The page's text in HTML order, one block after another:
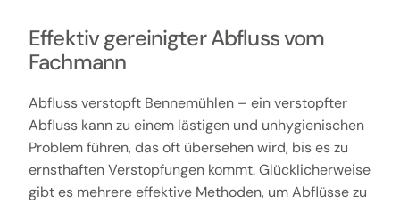
Effektiv gereinigter Abfluss vom
Fachmann
Abfluss verstopft Bennemühlen – ein verstopfter
Abfluss kann zu einem lästigen und unhygienischen
Problem führen, das oft übersehen wird, bis es zu
ernsthaften Verstopfungen kommt. Glücklicherweise
gibt es mehrere effektive Methoden, um Abflüsse zu